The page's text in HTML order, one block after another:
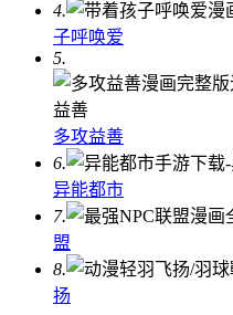
4.
子呼唤爱
5.
多攻益善
6.
异能都市
7.
盟
8.
扬